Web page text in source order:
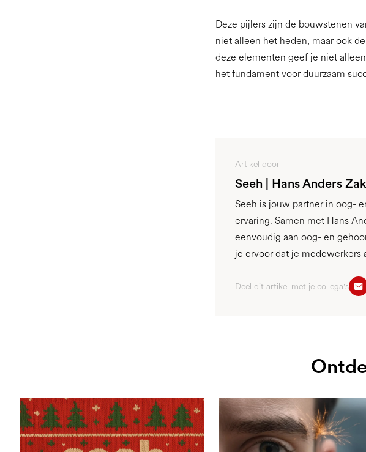
Deze pijlers zijn de bouwstenen
niet alleen het heden, maar ook
deze elementen geef je niet
het fundament voor duurzaam
Artikel door
Seeh | Hans Anders
Seeh is jouw partner in oog-
ervaring. Samen met Hans
eenvoudig aan oog- en
je ervoor dat je
Deel dit artikel met je collega's